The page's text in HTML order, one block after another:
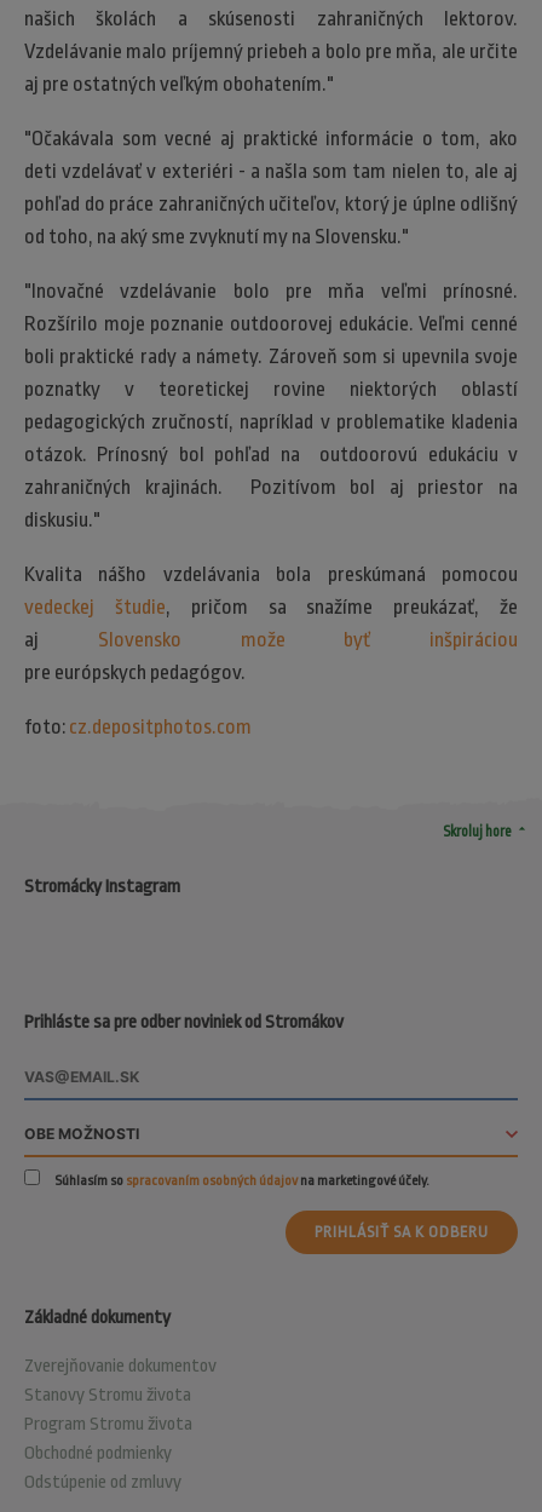
našich školách a skúsenosti zahraničných lektorov.
Vzdelávanie malo príjemný priebeh a bolo pre mňa, ale určite
aj pre ostatných veľkým obohatením."
"Očakávala som vecné aj praktické informácie o tom, ako
deti vzdelávať v exteriéri - a našla som tam nielen to, ale aj
pohľad do práce zahraničných učiteľov, ktorý je úplne odlišný
od toho, na aký sme zvyknutí my na Slovensku."
"Inovačné vzdelávanie bolo pre mňa veľmi prínosné.
Rozšírilo moje poznanie outdoorovej edukácie. Veľmi cenné
boli praktické rady a námety. Zároveň som si upevnila svoje
poznatky v teoretickej rovine niektorých oblastí
pedagogických zručností, napríklad v problematike kladenia
otázok. Prínosný bol pohľad na outdoorovú edukáciu v
zahraničných krajinách. Pozitívom bol aj priestor na
diskusiu."
Kvalita nášho vzdelávania bola preskúmaná pomocou
vedeckej študie, pričom sa snažíme preukázať, že
aj Slovensko može byť inšpiráciou
pre európskych pedagógov.
foto: cz.depositphotos.com
Skroluj hore arrow_drop_up
Základné dokumenty
Zverejňovanie dokumentov
Stanovy Stromu života
Program Stromu života
Obchodné podmienky
Odstúpenie od zmluvy
Prihláste sa pre odber noviniek od Stromákov
Súhlasím so spracovaním osobných údajovna marketingové účely.
PRIHLÁSIŤ SA K ODBERU
Stromácky Instagram